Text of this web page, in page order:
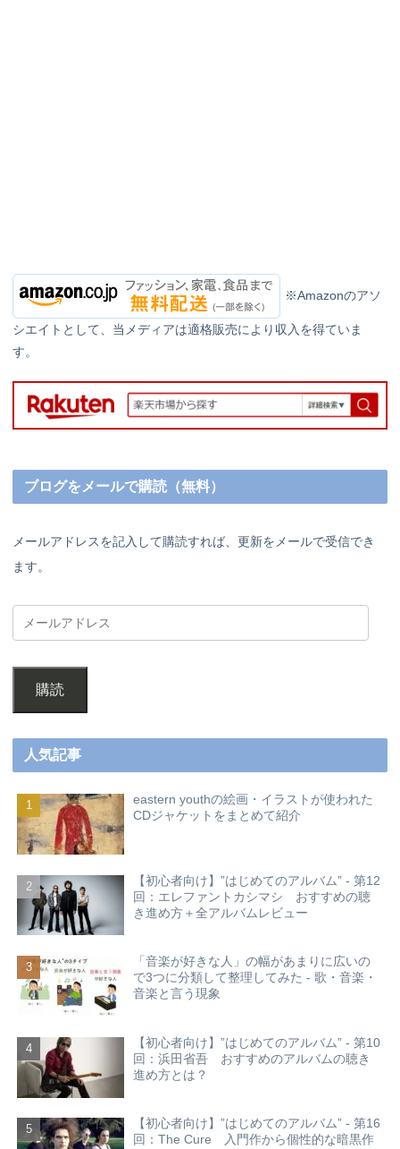
※Amazonのアソ
シエイトとして、当メディアは適格販売により収入を得ていま
す。
ブログをメールで購読（無料）
メールアドレスを記入して購読すれば、更新をメールで受信でき
ます。
購読
人気記事
eastern youthの絵画・イラストが使われた
CDジャケットをまとめて紹介
【初心者向け】”はじめてのアルバム” - 第12
回：エレファントカシマシ おすすめの聴
き進め方＋全アルバムレビュー
「音楽が好きな人」の幅があまりに広いの
で3つに分類して整理してみた - 歌・音楽・
音楽と言う現象
【初心者向け】”はじめてのアルバム” - 第10
回：浜田省吾 おすすめのアルバムの聴き
進め方とは？
【初心者向け】”はじめてのアルバム” - 第16
回：The Cure 入門作から個性的な暗黒作